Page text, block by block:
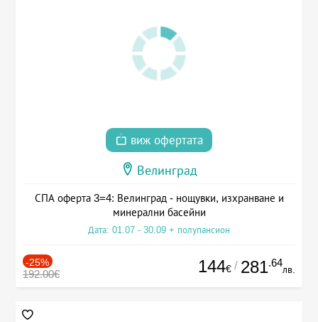
виж офертата
Велинград
СПА оферта 3=4: Велинград - нощувки, изхранване и
минерални басейни
Дата: 01.07 - 30.09 + полупансион
-25%
192.00€ 144€ / 281.64
лв.